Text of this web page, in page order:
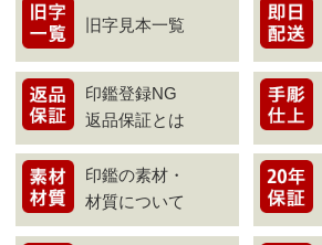
旧字見本一覧
印鑑登録NG
返品保証とは
印鑑の素材・
材質について